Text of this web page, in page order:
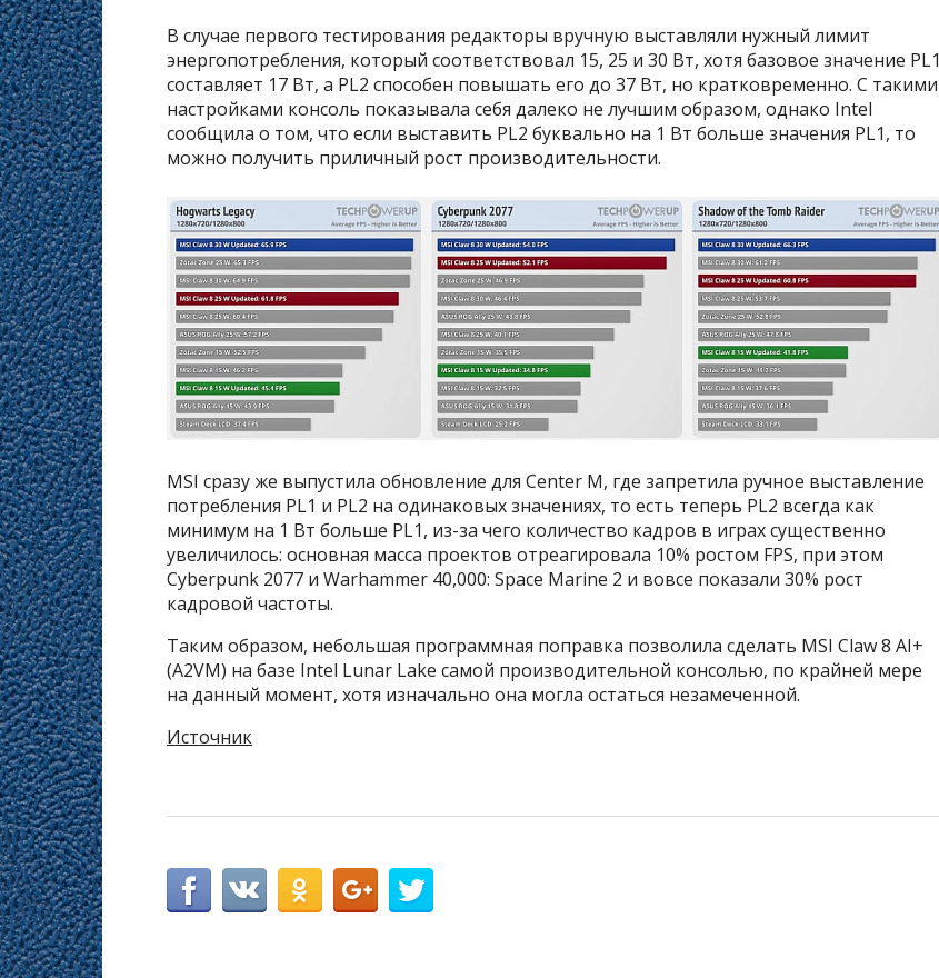
В случае первого тестирования редакторы вручную выставляли нужный лимит
энергопотребления, который соответствовал 15, 25 и 30 Вт, хотя базовое значение PL1
составляет 17 Вт, а PL2 способен повышать его до 37 Вт, но кратковременно. С такими
настройками консоль показывала себя далеко не лучшим образом, однако Intel
сообщила о том, что если выставить PL2 буквально на 1 Вт больше значения PL1, то
можно получить приличный рост производительности.
MSI сразу же выпустила обновление для Center M, где запретила ручное выставление
потребления PL1 и PL2 на одинаковых значениях, то есть теперь PL2 всегда как
минимум на 1 Вт больше PL1, из-за чего количество кадров в играх существенно
увеличилось: основная масса проектов отреагировала 10% ростом FPS, при этом
Cyberpunk 2077 и Warhammer 40,000: Space Marine 2 и вовсе показали 30% рост
кадровой частоты.
Таким образом, небольшая программная поправка позволила сделать MSI Claw 8 AI+
(A2VM) на базе Intel Lunar Lake самой производительной консолью, по крайней мере
на данный момент, хотя изначально она могла остаться незамеченной.
Источник